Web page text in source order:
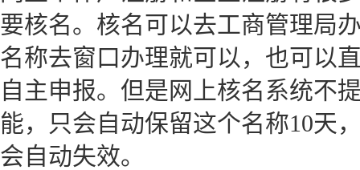
要核名。核名可以去工商管理局
名称去窗口办理就可以，也可以
自主申报。但是网上核名系统不
能，只会自动保留这个名称10天
会自动失效。